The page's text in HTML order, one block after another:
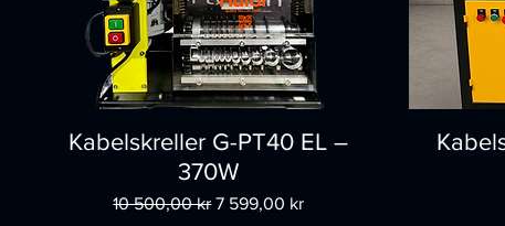
Kabelskreller G-PT40 EL –
370W
Vanlig pris
10 500,00 kr Salgspris
7 599,00 kr